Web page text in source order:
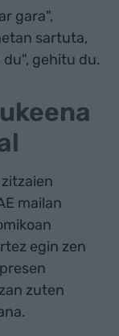
gara",
sartuta,
gehitu du.
mailan
egin zen
zuten